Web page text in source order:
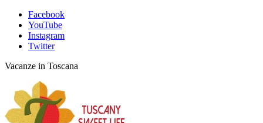
Facebook
YouTube
Instagram
Twitter
Vacanze in Toscana